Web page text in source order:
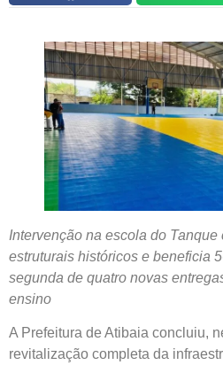
Intervenção na escola do
estruturais históricos e beneficia
segunda de quatro novas
ensino
A Prefeitura de Atibaia concluiu,
revitalização completa da